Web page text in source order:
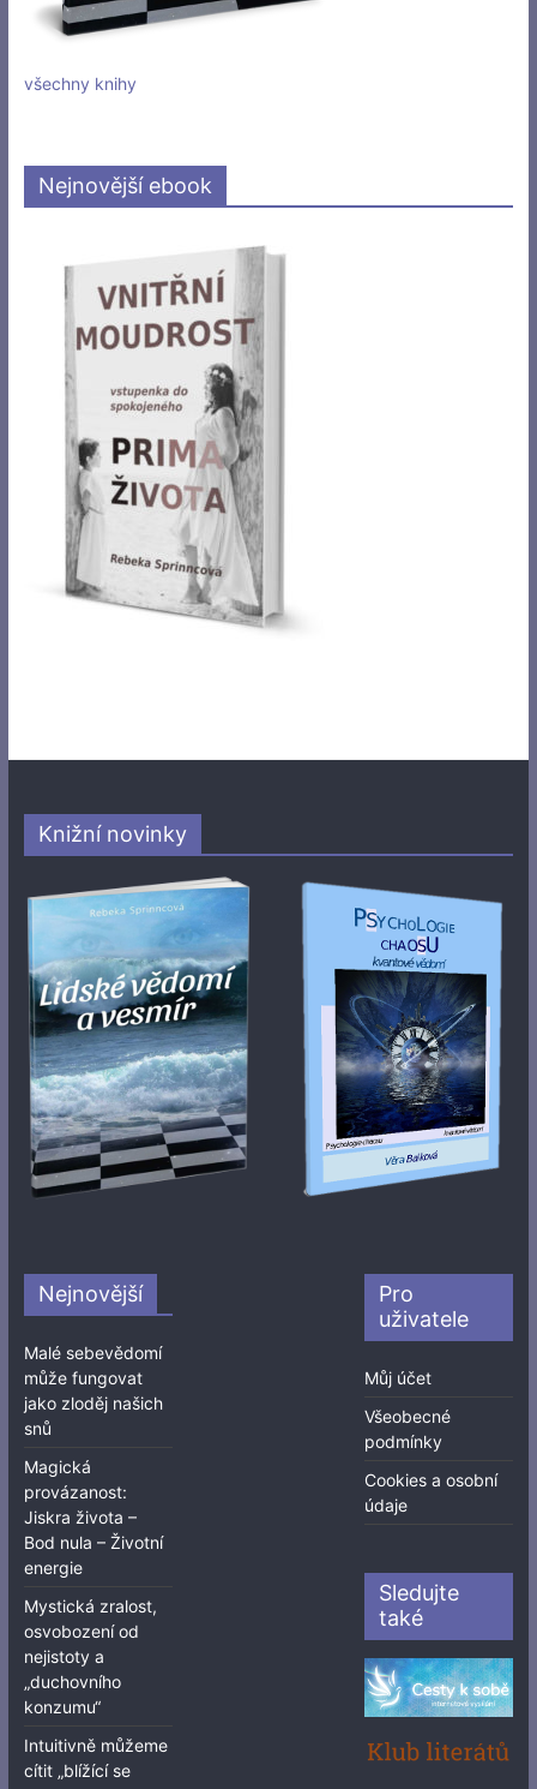
všechny knihy
Nejnovější ebook
Knižní novinky
Nejnovější
Malé sebevědomí
může fungovat
jako zloděj našich
snů
Magická
provázanost:
Jiskra života –
Bod nula – Životní
energie
Mystická zralost,
osvobození od
nejistoty a
„duchovního
konzumu“
Intuitivně můžeme
cítit „blížící se
Pro
uživatele
Můj účet
Všeobecné
podmínky
Cookies a osobní
údaje
Sledujte
také